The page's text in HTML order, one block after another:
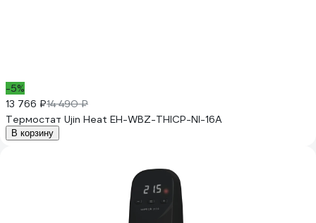
-5%
13 766 ₽14 490 ₽
Термостат Ujin Heat EH-WBZ-THICP-NI-16А
В корзину